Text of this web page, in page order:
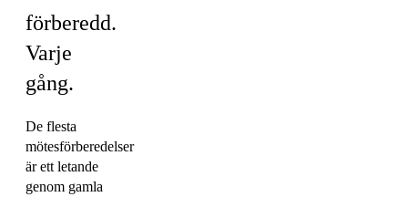
förberedd.
Varje
gång.
De flesta
mötesförberedelser
är ett letande
genom gamla